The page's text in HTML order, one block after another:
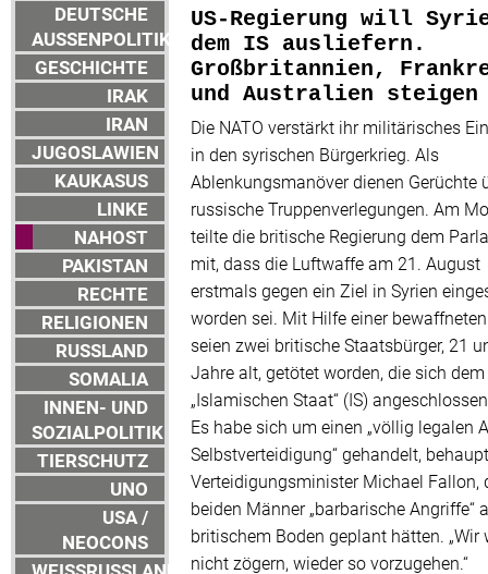
DEUTSCHE
AUSSENPOLITIK
GESCHICHTE
IRAK
IRAN
JUGOSLAWIEN
KAUKASUS
LINKE
NAHOST
PAKISTAN
RECHTE
RELIGIONEN
RUSSLAND
SOMALIA
INNEN- UND
SOZIALPOLITIK
TIERSCHUTZ
UNO
USA /
NEOCONS
US-Regierung will
dem IS ausliefern.
Großbritannien,
und Australien
Die NATO verstärkt ihr militärisches
in den syrischen Bürgerkrieg. Als
Ablenkungsmanöver dienen Gerüchte
russische Truppenverlegungen. Am
teilte die britische Regierung dem
mit, dass die Luftwaffe am 21. August
erstmals gegen ein Ziel in Syrien
worden sei. Mit Hilfe einer
seien zwei britische Staatsbürger, 21
Jahre alt, getötet worden, die sich dem
„Islamischen Staat“ (IS)
Es habe sich um einen „völlig legalen
Selbstverteidigung“ gehandelt,
Verteidigungsminister Michael Fallon,
beiden Männer „barbarische Angriffe“
britischem Boden geplant hätten. „Wir
nicht zögern, wieder so vorzugehen.“